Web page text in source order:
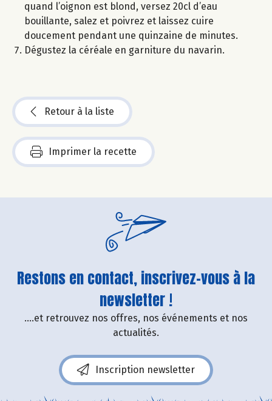
quand l’oignon est blond, versez 20cl d’eau
bouillante, salez et poivrez et laissez cuire
doucement pendant une quinzaine de minutes.
Dégustez la céréale en garniture du navarin.
Retour à la liste
Imprimer la recette
Restons en contact, inscrivez-vous à la
newsletter !
....et retrouvez nos offres, nos événements et nos
actualités.
Inscription newsletter